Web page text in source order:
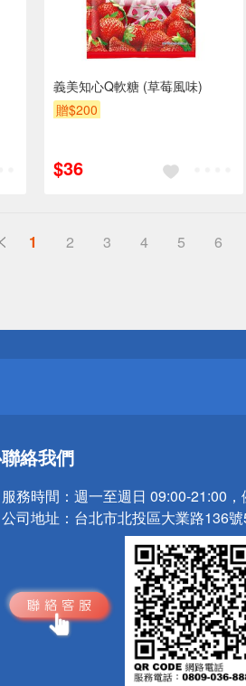
義美知心Q軟糖 (草莓風味)
贈$200
$36
1 2 3 4 5 6
聯絡我們
服務時間： 週一至週日 09:00-21:00
公司地址： 台北市北投區大業路136